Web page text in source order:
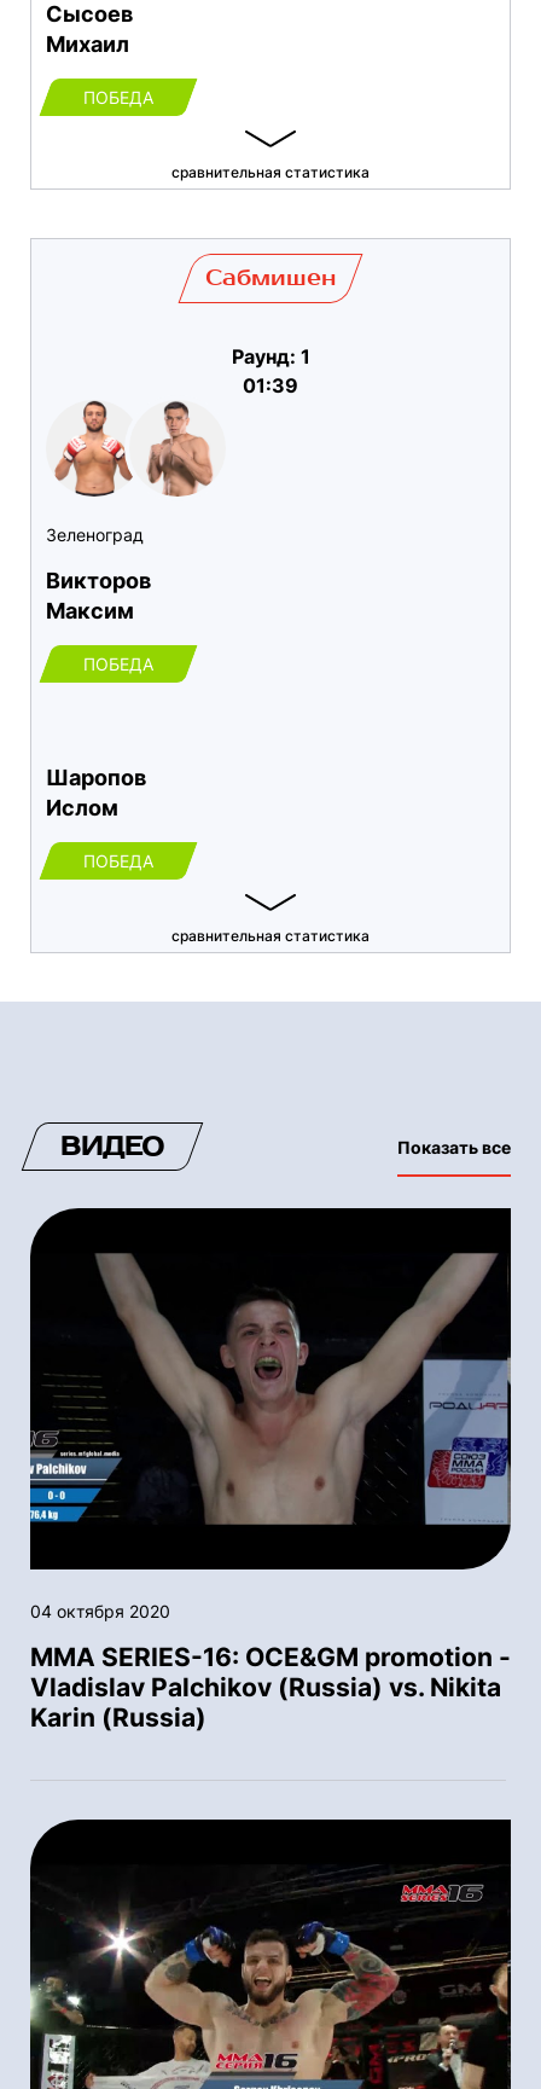
Сысоев
Михаил
ПОБЕДА
сравнительная статистика
Зеленоград
Викторов
Максим
ПОБЕДА
Шаропов
Ислом
ПОБЕДА
Сабмишен
Раунд: 1
01:39
сравнительная статистика
ВИДЕО Показать все
04 октября 2020
MMA SERIES-16: OСE&GM promotion -
Vladislav Palchikov (Russia) vs. Nikita
Karin (Russia)